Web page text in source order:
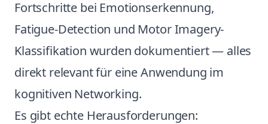
Fortschritte bei Emotionserkennung,
Fatigue-Detection und Motor Imagery-
Klassifikation wurden dokumentiert — alles
direkt relevant für eine Anwendung im
kognitiven Networking.
Es gibt echte Herausforderungen: